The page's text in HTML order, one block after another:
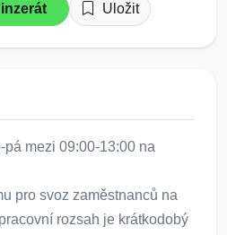
Uložit
mezi 09:00-13:00 na
pro svoz zaměstnanců na
rozsah je krátkodobý